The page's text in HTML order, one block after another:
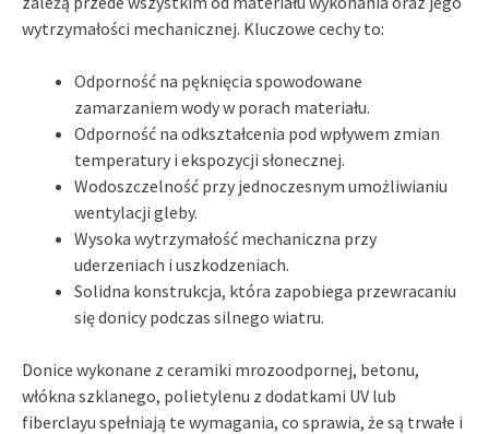
wytrzymałości mechanicznej. Kluczowe cechy to:
Odporność na pęknięcia spowodowane
zamarzaniem wody w porach materiału.
Odporność na odkształcenia pod wpływem zmian
temperatury i ekspozycji słonecznej.
Wodoszczelność przy jednoczesnym umożliwianiu
wentylacji gleby.
Wysoka wytrzymałość mechaniczna przy
uderzeniach i uszkodzeniach.
Solidna konstrukcja, która zapobiega przewracaniu
się donicy podczas silnego wiatru.
Donice wykonane z ceramiki mrozoodpornej, betonu,
włókna szklanego, polietylenu z dodatkami UV lub
fiberclayu spełniają te wymagania, co sprawia, że są trwałe i